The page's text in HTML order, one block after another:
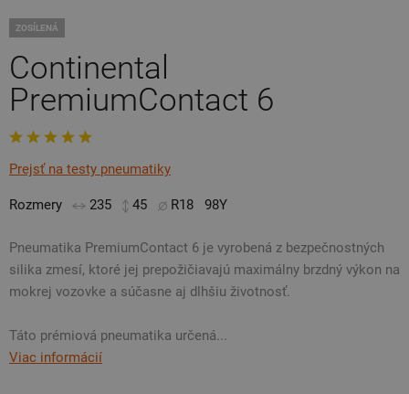
ZOSÍLENÁ
Continental
PremiumContact 6
Prejsť na testy pneumatiky
Rozmery 235 45 R18 98Y
Pneumatika PremiumContact 6 je vyrobená z bezpečnostných
silika zmesí, ktoré jej prepožičiavajú maximálny brzdný výkon na
mokrej vozovke a súčasne aj dlhšiu životnosť.
Táto prémiová pneumatika určená...
Viac informácií